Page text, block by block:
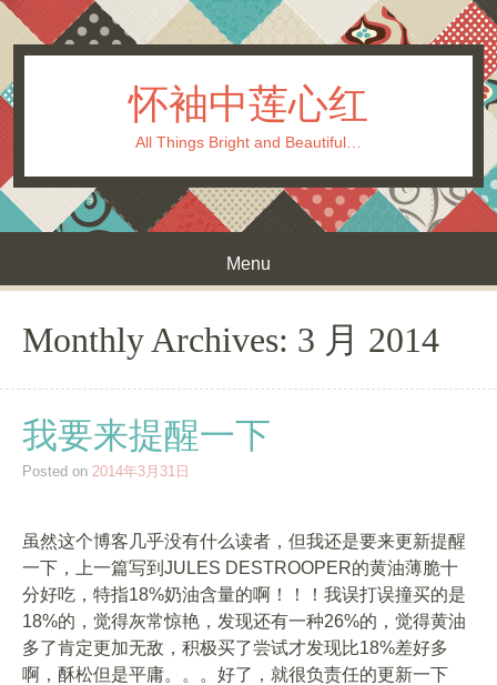
怀袖中莲心红
All Things Bright and Beautiful…
Menu
Monthly Archives: 3 月 2014
我要来提醒一下
Posted on 2014年3月31日
虽然这个博客几乎没有什么读者，但我还是要来更新提醒
一下，上一篇写到JULES DESTROOPER的黄油薄脆十
分好吃，特指18%奶油含量的啊！！！我误打误撞买的是
18%的，觉得灰常惊艳，发现还有一种26%的，觉得黄油
多了肯定更加无敌，积极买了尝试才发现比18%差好多
啊，酥松但是平庸。。。好了，就很负责任的更新一下